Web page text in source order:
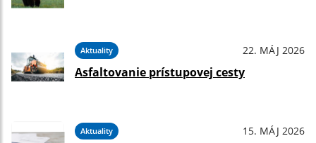
Aktuality 22. MÁJ 2026
Asfaltovanie prístupovej cesty
Aktuality 15. MÁJ 2026